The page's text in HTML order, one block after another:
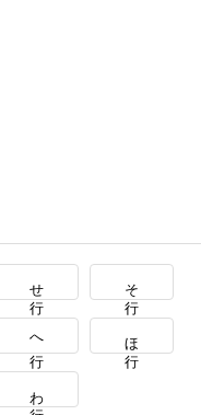
せ行 そ行
へ行 ほ行
わ行